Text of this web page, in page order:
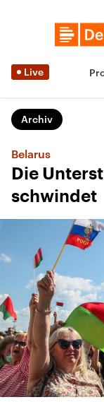
Live
Archiv
Belarus
Die
schwindet